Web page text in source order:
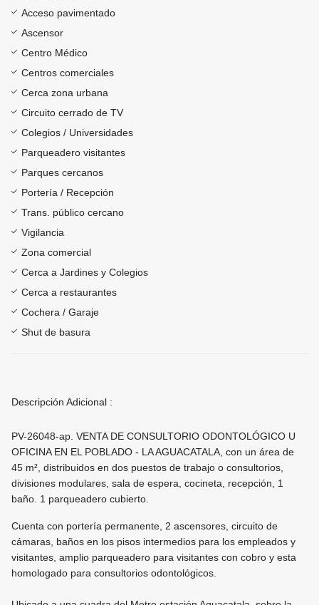
Acceso pavimentado
Ascensor
Centro Médico
Centros comerciales
Cerca zona urbana
Circuito cerrado de TV
Colegios / Universidades
Parqueadero visitantes
Parques cercanos
Portería / Recepción
Trans. público cercano
Vigilancia
Zona comercial
Cerca a Jardines y Colegios
Cerca a restaurantes
Cochera / Garaje
Shut de basura
Descripción Adicional :
PV-26048-ap. VENTA DE CONSULTORIO ODONTOLÓGICO U
OFICINA EN EL POBLADO - LA AGUACATALA, con un área de
45 m², distribuidos en dos puestos de trabajo o consultorios,
divisiones modulares, sala de espera, cocineta, recepción, 1
baño. 1 parqueadero cubierto.
Cuenta con portería permanente, 2 ascensores, circuito de
cámaras, baños en los pisos intermedios para los empleados y
visitantes, amplio parqueadero para visitantes con cobro y esta
homologado para consultorios odontológicos.